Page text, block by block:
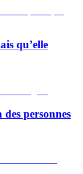
qu’elle
personnes